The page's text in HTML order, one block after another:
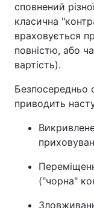
сповнений
класична
враховується
повністю, або
вартість).
Безпосередньо
приводить
("чорна"